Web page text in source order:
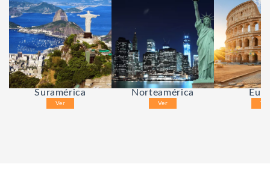
Suramérica
Ver
Norteamérica
Ver Ver